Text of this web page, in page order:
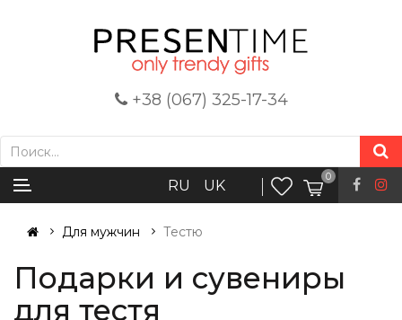
+38 (067) 325-17-34
RU UK
0
Для мужчин Тестю
Подарки и сувениры
для тестя